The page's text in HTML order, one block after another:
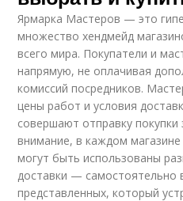
Ярмарка Мастеров — это
множество хендмейд
всего мира. Покупатели и
напрямую, не оплачивая
комиссий посредников.
цены работ и условия
совершают отправку покупки
внимание, в каждом
могут быть использованы
доставки — самостоятельно
представленных, который